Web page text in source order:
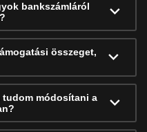
bankszámláról
összeget,
tudom módosítani a